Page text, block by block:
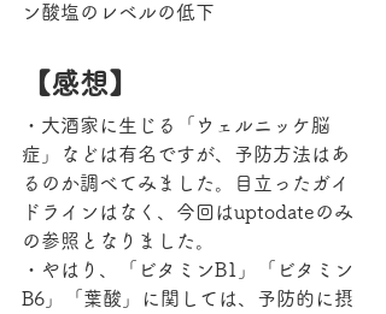
ン酸塩のレベルの低下
【感想】
・大酒家に生じる「ウェルニッケ脳
症」などは有名ですが、予防方法はあ
るのか調べてみました。目立ったガイ
ドラインはなく、今回はuptodateのみ
の参照となりました。
・やはり、「ビタミンB1」「ビタミン
B6」「葉酸」に関しては、予防的に摂